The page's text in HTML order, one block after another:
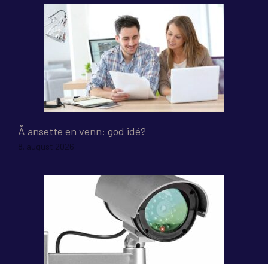
Å ansette en venn: god idé?
8. august 2026